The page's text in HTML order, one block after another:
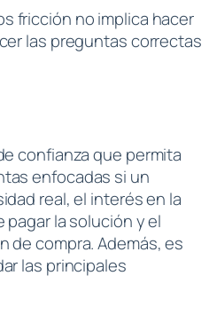
fricción no implica hacer
las preguntas correctas
confianza que permita
enfocadas si un
real, el interés en la
la solución y el
de compra. Además, es
las principales